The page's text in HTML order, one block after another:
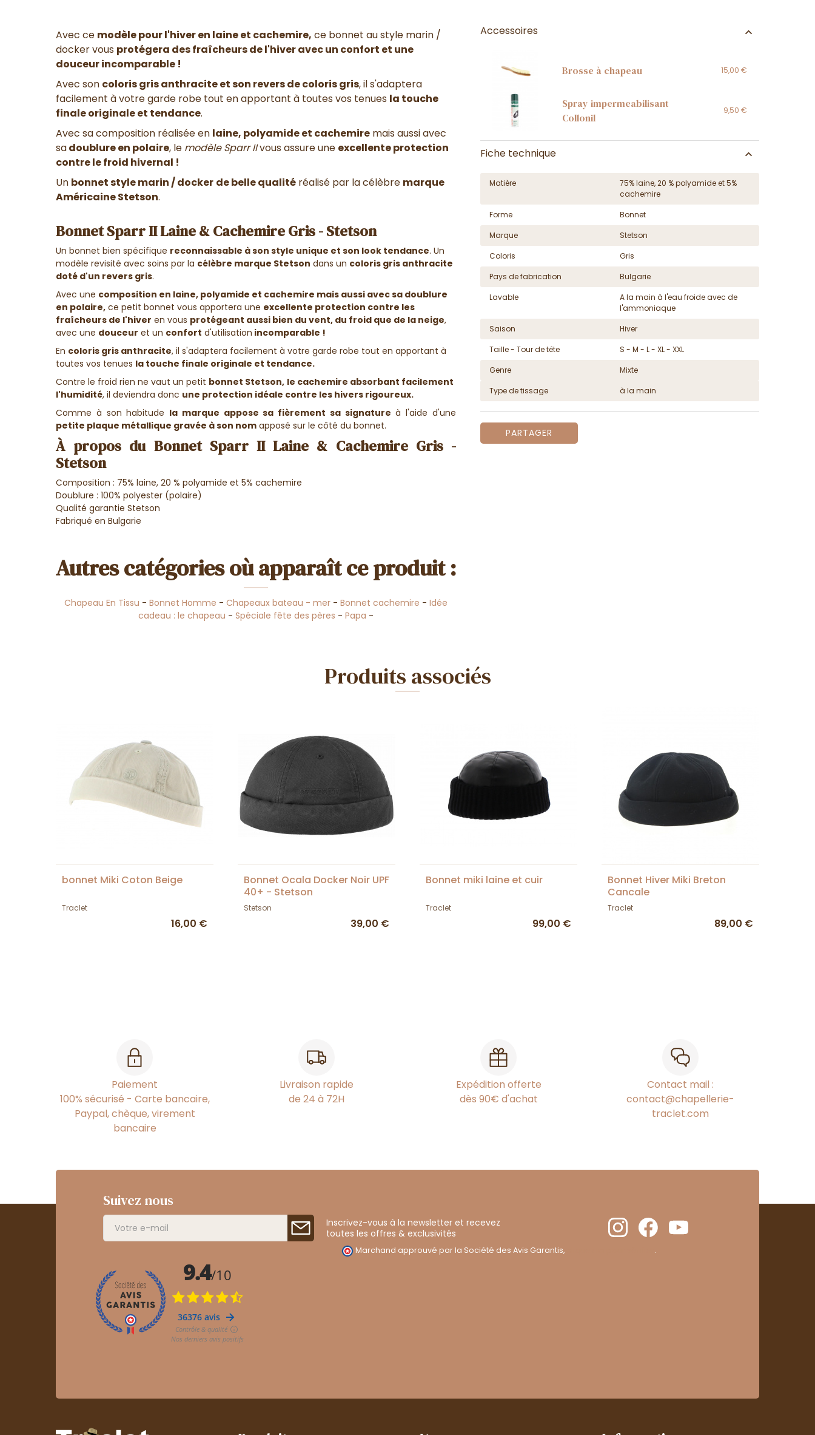
Avec ce modèle pour l'hiver en laine et cachemire, ce bonnet au style marin /
docker vous protégera des fraîcheurs de l'hiver avec un confort et une
douceur incomparable !
Avec son coloris gris anthracite et son revers de coloris gris, il s'adaptera
facilement à votre garde robe tout en apportant à toutes vos tenues la touche
finale originale et tendance.
Avec sa composition réalisée en laine, polyamide et cachemire mais aussi avec
sadoublure en polaire, le modèle Sparr IIvous assure une excellente protection
contre le froid hivernal !
Un bonnet style marin / docker de belle qualité réalisé par la célèbre marque
Américaine Stetson.
Bonnet Sparr II Laine & Cachemire Gris - Stetson
Un bonnet bien spécifique reconnaissable à son style unique et son look tendance. Un
modèle revisité avec soins par la célèbre marque Stetson dans un coloris gris anthracite
doté d'un revers gris.
Avec une composition en laine, polyamide et cachemire mais aussi avec sa doublure
en polaire, ce petit bonnet vous apportera une excellente protection contre les
fraîcheurs de l'hiver en vous protégeant aussi bien du vent, du froid que de la neige,
avec une douceur et un confort d'utilisation incomparable !
En coloris gris anthracite, il s'adaptera facilement à votre garde robe tout en apportant à
toutes vos tenues la touche finale originale et tendance.
Contre le froid rien ne vaut un petit bonnet Stetson, le cachemire absorbant facilement
l'humidité, il deviendra donc une protection idéale contre les hivers rigoureux.
Comme à son habitude la marque appose sa fièrement sa signature à l'aide d'une
petite plaque métallique gravée à son nom apposé sur le côté du bonnet.
À propos du Bonnet Sparr II Laine & Cachemire Gris -
Stetson
Composition : 75% laine, 20 % polyamide et 5% cachemire
Doublure : 100% polyester (polaire)
Qualité garantie Stetson
Fabriqué en Bulgarie
Autres catégories où apparaît ce produit :
Chapeau En Tissu - Bonnet Homme - Chapeaux bateau - mer- Bonnet cachemire - Idée
cadeau : le chapeau - Spéciale fête des pères - Papa -
Accessoires
Brosse à chapeau 15,00 €
Spray impermeabilisant
Collonil
9,50 €
Fiche technique
Matière
75% laine, 20 % polyamide et 5%
cachemire
Forme
Bonnet
Marque
Stetson
Coloris
Gris
Pays de fabrication
Bulgarie
Lavable
A la main à l'eau froide avec de
l'ammoniaque
Saison
Hiver
Taille - Tour de tête
S - M - L - XL - XXL
Genre
Mixte
Type de tissage
à la main
PARTAGER
Produits associés
bonnet Miki Coton Beige
Traclet
16,00 €
Bonnet Ocala Docker Noir UPF
40+ - Stetson
Stetson
39,00 €
Bonnet miki laine et cuir
Traclet
99,00 €
Bonnet Hiver Miki Breton
Cancale
Traclet
89,00 €
Paiement
100% sécurisé - Carte bancaire,
Paypal, chèque, virement
bancaire
Livraison rapide
de 24 à 72H
Expédition offerte
dès 90€ d'achat
Contact mail :
contact@chapellerie-
traclet.com
Suivez nous
Inscrivez-vous à la newsletter et recevez
toutes les offres & exclusivités
Marchand approuvé par la Société des Avis Garantis, .